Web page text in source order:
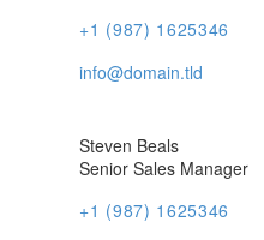
+1 (987) 1625346
info@domain.tld
Steven Beals
Senior Sales Manager
+1 (987) 1625346